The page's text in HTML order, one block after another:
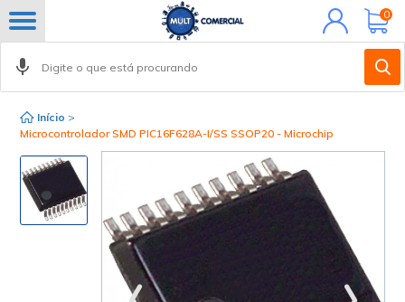
Minha
conta
0
Início >
Microcontrolador SMD PIC16F628A-I/SS SSOP20 - Microchip